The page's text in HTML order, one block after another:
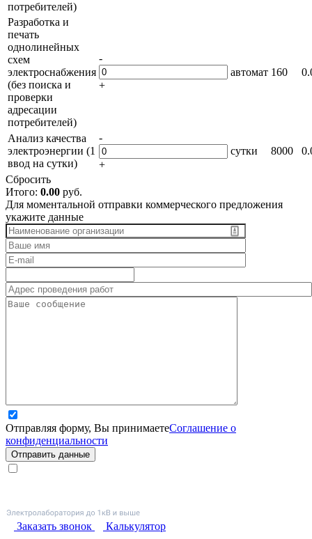
потребителей)
Разработка и
печать
однолинейных
схем
электроснабжения
(без поиска и
проверки
адресации
потребителей)
-
+
автомат 160
Анализ качества
электроэнергии (1
ввод на сутки)
-
+
сутки 8000
Сбросить
Итого: 0.00 руб.
Для моментальной отправки коммерческого предложения
укажите данные
Отправляя форму, Вы принимаетеСоглашение о
конфиденциальности
Отправить данные
Заказать звонок
Калькулятор